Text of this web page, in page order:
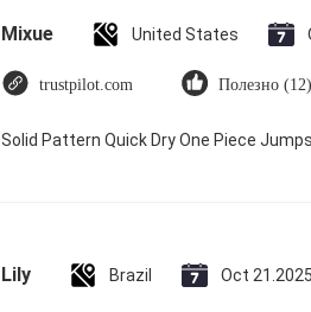
Mixue United States
trustpilot.com Полезно (12)
Solid Pattern Quick Dry One Piece
Lily Brazil Oct 21.2025